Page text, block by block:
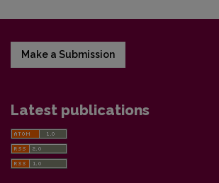
Make a Submission
Latest publications